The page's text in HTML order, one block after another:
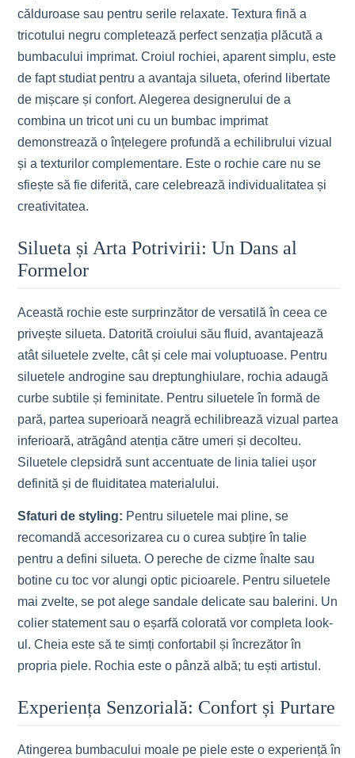
călduroase sau pentru serile relaxate. Textura fină a
tricotului negru completează perfect senzația plăcută a
bumbacului imprimat. Croiul rochiei, aparent simplu, este
de fapt studiat pentru a avantaja silueta, oferind libertate
de mișcare și confort. Alegerea designerului de a
combina un tricot uni cu un bumbac imprimat
demonstrează o înțelegere profundă a echilibrului vizual
și a texturilor complementare. Este o rochie care nu se
sfiește să fie diferită, care celebrează individualitatea și
creativitatea.
Silueta și Arta Potrivirii: Un Dans al
Formelor
Această rochie este surprinzător de versatilă în ceea ce
privește silueta. Datorită croiului său fluid, avantajează
atât siluetele zvelte, cât și cele mai voluptuoase. Pentru
siluetele androgine sau dreptunghiulare, rochia adaugă
curbe subtile și feminitate. Pentru siluetele în formă de
pară, partea superioară neagră echilibrează vizual partea
inferioară, atrăgând atenția către umeri și decolteu.
Siluetele clepsidră sunt accentuate de linia taliei ușor
definită și de fluiditatea materialului.
Sfaturi de styling: Pentru siluetele mai pline, se
recomandă accesorizarea cu o curea subțire în talie
pentru a defini silueta. O pereche de cizme înalte sau
botine cu toc vor alungi optic picioarele. Pentru siluetele
mai zvelte, se pot alege sandale delicate sau balerini. Un
colier statement sau o eșarfă colorată vor completa look-
ul. Cheia este să te simți confortabil și încrezător în
propria piele. Rochia este o pânză albă; tu ești artistul.
Experiența Senzorială: Confort și Purtare
Atingerea bumbacului moale pe piele este o experiență în